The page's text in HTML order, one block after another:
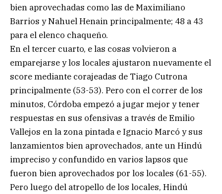
bien aprovechadas como las de Maximiliano
Barrios y Nahuel Henain principalmente; 48 a 43
para el elenco chaqueño.
En el tercer cuarto, e las cosas volvieron a
emparejarse y los locales ajustaron nuevamente el
score mediante corajeadas de Tiago Cutrona
principalmente (53-53). Pero con el correr de los
minutos, Córdoba empezó a jugar mejor y tener
respuestas en sus ofensivas a través de Emilio
Vallejos en la zona pintada e Ignacio Marcó y sus
lanzamientos bien aprovechados, ante un Hindú
impreciso y confundido en varios lapsos que
fueron bien aprovechados por los locales (61-55).
Pero luego del atropello de los locales, Hindú